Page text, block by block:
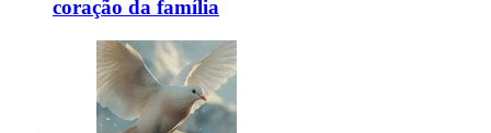
coração da família